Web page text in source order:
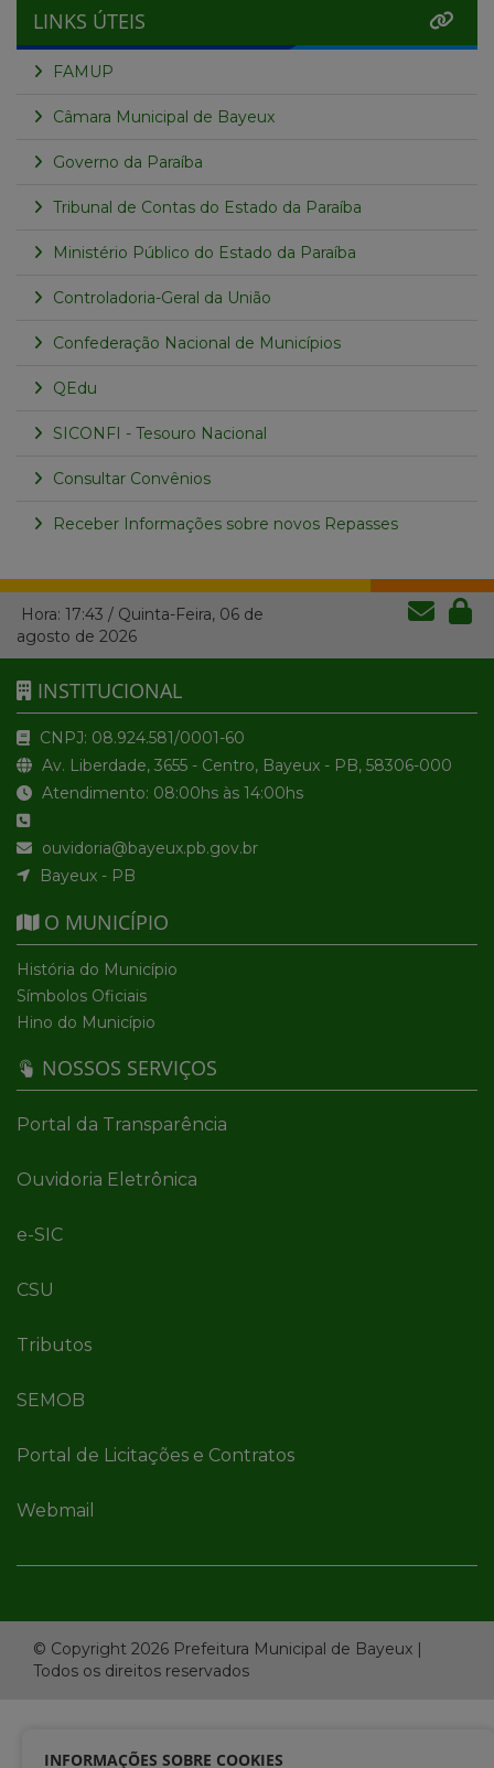
LINKS ÚTEIS
FAMUP
Câmara Municipal de Bayeux
Governo da Paraíba
Tribunal de Contas do Estado da Paraíba
Ministério Público do Estado da Paraíba
Controladoria-Geral da União
Confederação Nacional de Municípios
QEdu
SICONFI - Tesouro Nacional
Consultar Convênios
Receber Informações sobre novos Repasses
Hora: 17:43 / Quinta-Feira, 06 de
agosto de 2026
INSTITUCIONAL
CNPJ: 08.924.581/0001-60
Av. Liberdade, 3655 - Centro, Bayeux - PB, 58306-000
Atendimento: 08:00hs às 14:00hs
ouvidoria@bayeux.pb.gov.br
Bayeux - PB
O MUNICÍPIO
História do Município
Símbolos Oficiais
Hino do Município
NOSSOS SERVIÇOS
Portal da Transparência
Ouvidoria Eletrônica
e-SIC
CSU
Tributos
SEMOB
Portal de Licitações e Contratos
Webmail
© Copyright 2026 Prefeitura Municipal de Bayeux |
Todos os direitos reservados
INFORMAÇÕES SOBRE COOKIES